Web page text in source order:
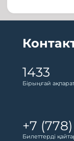
1433
Бірыңғай
+7
Билеттерді